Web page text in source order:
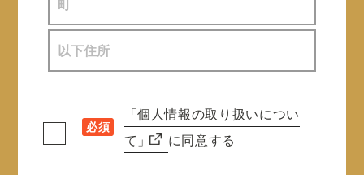
必須
「個人情報の取り扱いについ
て」
に同意する